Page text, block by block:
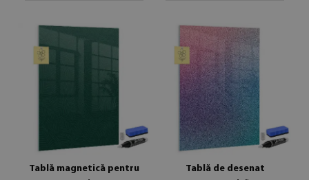
Tablă magnetică pentru
Tablă de desenat